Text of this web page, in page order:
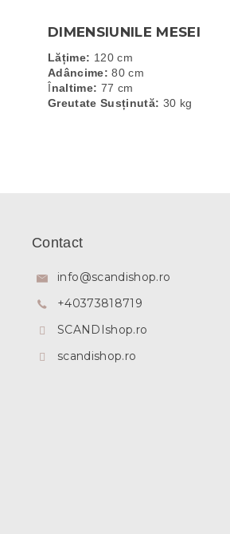
DIMENSIUNILE MESEI
Lățime:
Adâncime: 80 cm
Înaltime:
Greutate Susținută: 30 kg
Contact
info@scandishop.ro
+40373818719
SCANDIshop.ro
scandishop.ro